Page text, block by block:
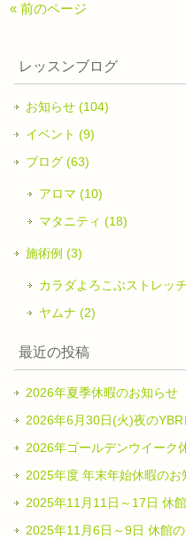
« 前のページ
レッスンブログ
お知らせ (104)
イベント (9)
ブログ (63)
アロマ (10)
マタニティ (18)
施術例 (3)
カラダよろこぶストレッ
ヤムナ (2)
最近の投稿
2026年夏季休暇のお知らせ
2026年6月30日(火)夜の
2026年ゴールデンウイーク
2025年度 年末年始休暇のお
2025年11月11日～17日 休
2025年11月6日～9日 休館